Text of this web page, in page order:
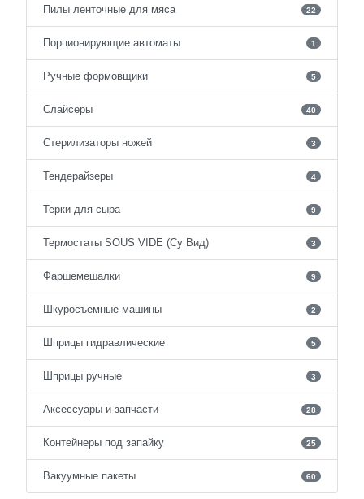
Пилы ленточные для мяса 22
Порционирующие автоматы 1
Ручные формовщики 5
Слайсеры 40
Стерилизаторы ножей 3
Тендерайзеры 4
Терки для сыра 9
Термостаты SOUS VIDE (Су Вид) 3
Фаршемешалки 9
Шкуросъемные машины 2
Шприцы гидравлические 5
Шприцы ручные 3
Аксессуары и запчасти 28
Контейнеры под запайку 25
Вакуумные пакеты 60